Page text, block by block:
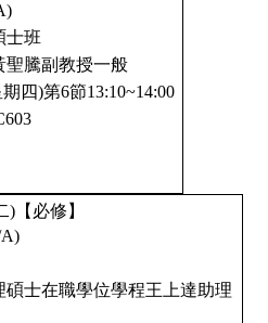
士班
聖騰副教授一般
期四)第6節13:10~14:00
【必修】
A)
碩士在職學位學程王上達助理